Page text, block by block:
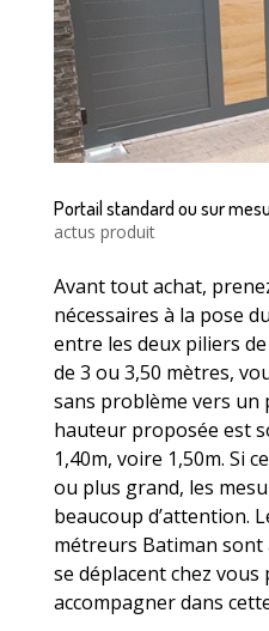
Portail standard ou sur
actus produit
Avant tout achat,
nécessaires à la pose
entre les deux piliers
de 3 ou 3,50 mètres,
sans problème vers un
hauteur proposée est
1,40m, voire 1,50m. Si
ou plus grand, les
beaucoup d’attention.
métreurs Batiman
se déplacent chez vous
accompagner dans